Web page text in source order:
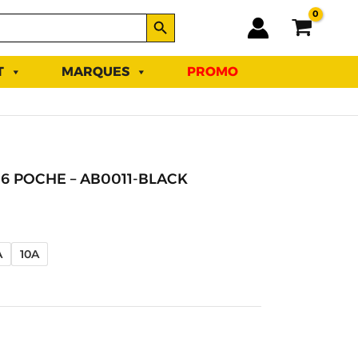
SEARCH BUTTON
MARQUES PROMO
POCHE – AB0011-BLACK
10A